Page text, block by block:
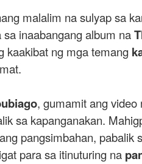
malalim na sulyap sa
inaabangang album na
kaakibat ng mga temang
, gumamit ang video
sa kapanganakan.
pangsimbahan,
para sa itinuturing na